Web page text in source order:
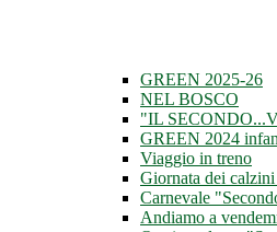
GREEN 2025-26
NEL BOSCO
"IL
GREEN 2024
Viaggio in treno
Giornata dei
Carnevale
Andiamo a